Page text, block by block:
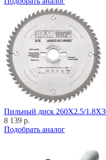
Пильный диск 260X2.5/
8 139 р.
Подобрать аналог